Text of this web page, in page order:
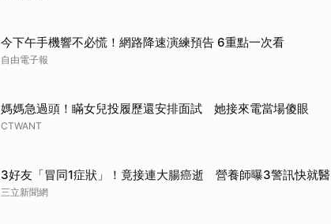
今下午手機響不必慌！網路降速演練預告 6重點一次看
自由電子報
媽媽急過頭！瞞女兒投履歷還安排面試 她接來電當場傻眼
CTWANT
3好友「冒同1症狀」！竟接連大腸癌逝 營養師曝3警訊快就醫
三立新聞網